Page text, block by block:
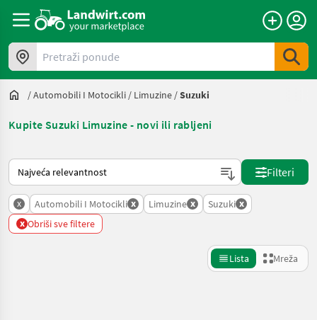
Pretraži ponude
/Automobili I Motocikli / Limuzine /Suzuki
Kupite Suzuki Limuzine - novi ili rabljeni
Način na koji sortira Landwirt.com
Filteri
x Automobili I Motocikli x Limuzine x Suzuki x
x Obriši sve filtere
Lista Mreža